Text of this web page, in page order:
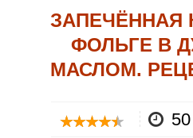
ЗАПЕЧЁННАЯ
ФОЛЬГЕ В
МАСЛОМ.